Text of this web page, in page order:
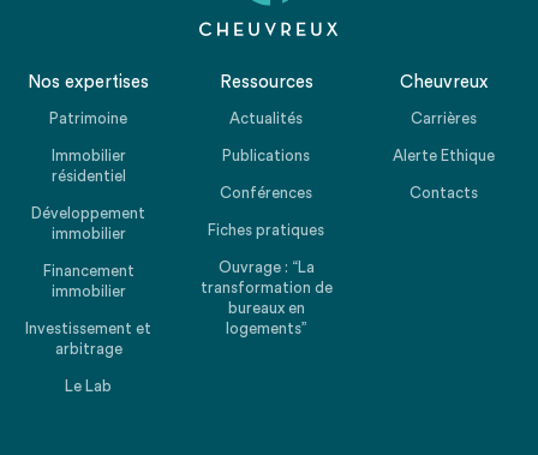
Nos expertises
Patrimoine
Immobilier
résidentiel
Développement
immobilier
Financement
immobilier
Investissement et
arbitrage
Le Lab
Ressources
Actualités
Publications
Conférences
Fiches pratiques
Ouvrage : “La
transformation de
bureaux en
logements”
Cheuvreux
Carrières
Alerte Ethique
Contacts